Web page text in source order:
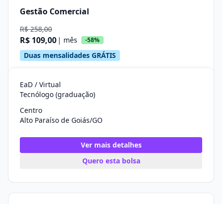
Gestão Comercial
R$ 258,00
R$ 109,00 | mês -58%
Duas mensalidades GRÁTIS
EaD / Virtual
Tecnólogo (graduação)
Centro
Alto Paraíso de Goiás/GO
Ver mais detalhes
Quero esta bolsa